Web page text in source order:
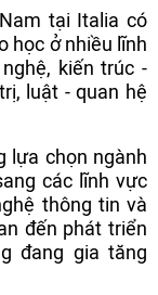
tại Italia có
học ở nhiều lĩnh
kiến trúc -
luật - quan hệ
lựa chọn ngành
các lĩnh vực
thông tin và
đến phát triển
đang gia tăng